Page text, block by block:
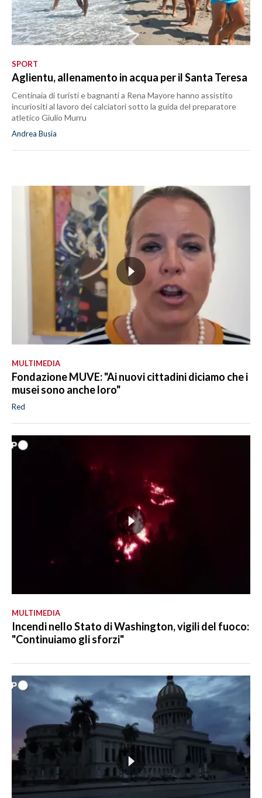
SPORT
Aglientu, allenamento in acqua per il Santa Teresa
Centinaia di turisti e bagnanti a Rena Mayore hanno assistito
incuriositi al lavoro dei calciatori sotto la guida del preparatore
atletico Giulio Murru
Andrea Busia
MULTIMEDIA
Fondazione MUVE: "Ai nuovi cittadini diciamo che i
musei sono anche loro"
Red
MULTIMEDIA
Incendi nello Stato di Washington, vigili del fuoco:
"Continuiamo gli sforzi"